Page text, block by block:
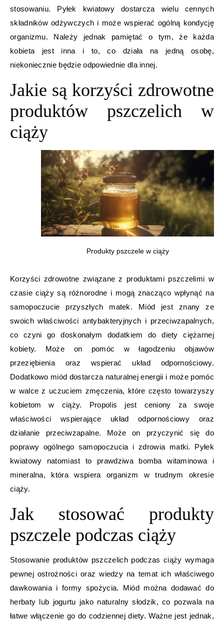
stosowaniu. Pyłek kwiatowy dostarcza wielu cennych
składników odżywczych i może wspierać ogólną kondycję
organizmu. Należy jednak pamiętać o tym, że każda
kobieta jest inna i to, co działa na jedną osobę,
niekoniecznie będzie odpowiednie dla innej.
Jakie są korzyści zdrowotne
produktów pszczelich w
ciąży
Produkty pszczele w ciąży
Korzyści zdrowotne związane z produktami pszczelimi w
czasie ciąży są różnorodne i mogą znacząco wpłynąć na
samopoczucie przyszłych matek. Miód jest znany ze
swoich właściwości antybakteryjnych i przeciwzapalnych,
co czyni go doskonałym dodatkiem do diety ciężarnej
kobiety. Może on pomóc w łagodzeniu objawów
przeziębienia oraz wspierać układ odpornościowy.
Dodatkowo miód dostarcza naturalnej energii i może pomóc
w walce z uczuciem zmęczenia, które często towarzyszy
kobietom w ciąży. Propolis jest ceniony za swoje
właściwości wspierające układ odpornościowy oraz
działanie przeciwzapalne. Może on przyczynić się do
poprawy ogólnego samopoczucia i zdrowia matki. Pyłek
kwiatowy natomiast to prawdziwa bomba witaminowa i
mineralna, która wspiera organizm w trudnym okresie
ciąży.
Jak stosować produkty
pszczele podczas ciąży
Stosowanie produktów pszczelich podczas ciąży wymaga
pewnej ostrożności oraz wiedzy na temat ich właściwego
dawkowania i formy spożycia. Miód można dodawać do
herbaty lub jogurtu jako naturalny słodzik, co pozwala na
łatwe włączenie go do codziennej diety. Ważne jest jednak,